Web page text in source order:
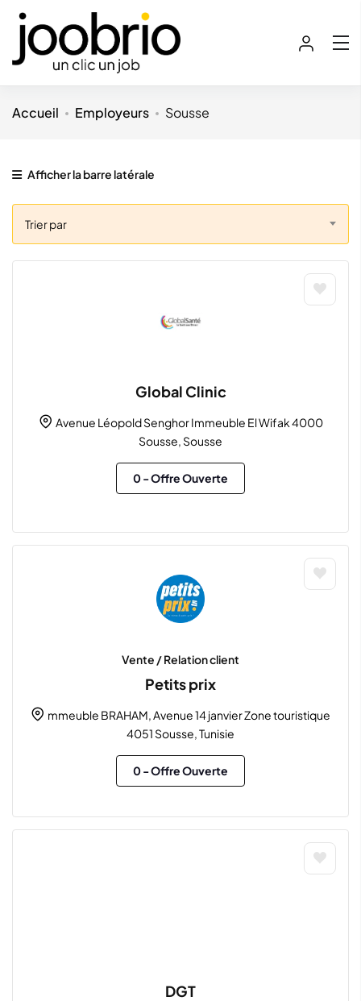
Accueil Employeurs Sousse
Afficher la barre latérale
Trier par
Global Clinic
Avenue Léopold Senghor Immeuble El Wifak 4000
Sousse, Sousse
0- Offre Ouverte
Vente / Relation client
Petits prix
mmeuble BRAHAM, Avenue 14 janvier Zone touristique
4051 Sousse, Tunisie
0- Offre Ouverte
DGT